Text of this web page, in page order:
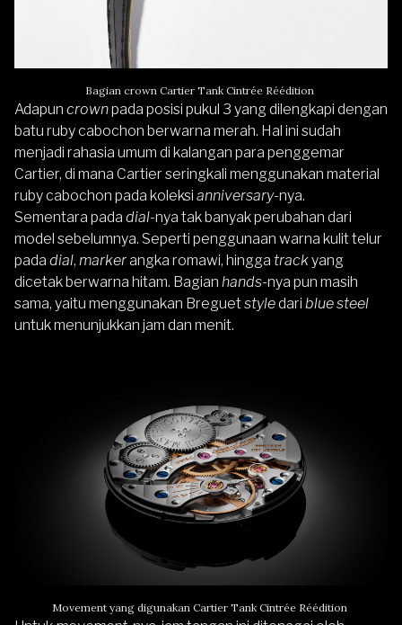
Bagian crown Cartier Tank Cintrée Réédition
Adapun crownpada posisi pukul 3 yang dilengkapi dengan
batu ruby cabochon berwarna merah. Hal ini sudah
menjadi rahasia umum di kalangan para penggemar
Cartier, di mana Cartier seringkali menggunakan material
ruby cabochon pada koleksi anniversary-nya.
Sementara pada dial-nya tak banyak perubahan dari
model sebelumnya. Seperti penggunaan warna kulit telur
pada dial, markerangka romawi, hingga trackyang
dicetak berwarna hitam. Bagian hands-nya pun masih
sama, yaitu menggunakan Breguetstyledari blue steel
untuk menunjukkan jam dan menit.
Movement yang digunakan Cartier Tank Cintrée Réédition